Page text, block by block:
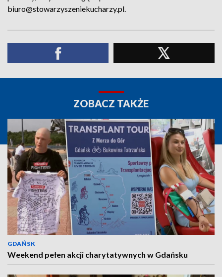
biuro@stowarzyszeniekucharzy.pl.
ZOBACZ TAKŻE
GDAŃSK
Weekend pełen akcji charytatywnych w Gdańsku